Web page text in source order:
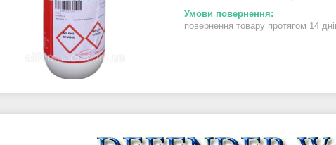
повернення товару протягом 14